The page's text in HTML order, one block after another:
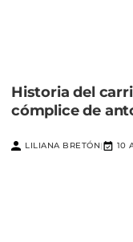
Historia del
cómplice de
LILIANA BRETÓN| 10